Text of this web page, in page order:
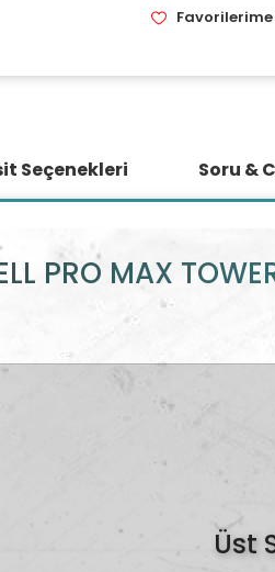
Seçenekleri Soru &
PRO MAX
Üst